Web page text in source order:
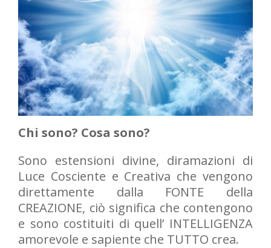
Chi sono? Cosa sono?
Sono estensioni divine, diramazioni di
Luce Cosciente e Creativa che vengono
direttamente dalla FONTE della
CREAZIONE, ciò significa che contengono
e sono costituiti di quell’ INTELLIGENZA
amorevole e sapiente che TUTTO crea.